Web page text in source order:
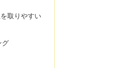
取りやすい
グ